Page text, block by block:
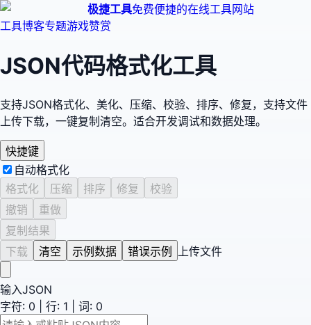
极捷工具免费便捷的在线工具网站
工具博客专题游戏赞赏
JSON代码格式化工具
支持JSON格式化、美化、压缩、校验、排序、修复，支持文件
上传下载，一键复制清空。适合开发调试和数据处理。
快捷键
自动格式化
格式化
压缩 排序 修复
校验
撤销
重做
复制结果
下载
清空 示例数据 错误示例 上传文件
输入JSON
字符: 0 | 行: 1 | 词: 0